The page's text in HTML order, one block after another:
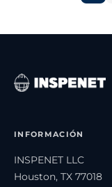
INFORMACIÓN
INSPENET LLC
Houston, TX 77018